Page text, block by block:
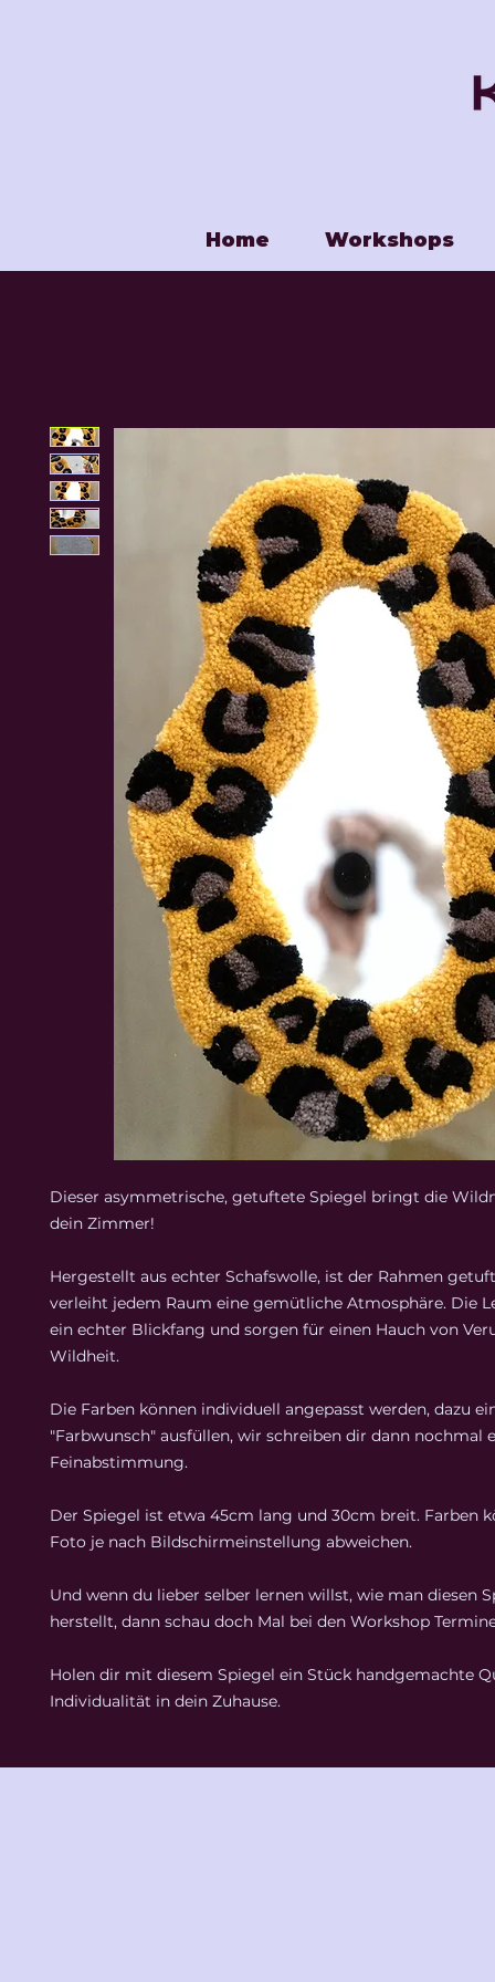
Home Workshops
Dieser asymmetrische, getuftete Spiegel bringt die
dein Zimmer!
Hergestellt aus echter Schafswolle, ist der Rahmen
verleiht jedem Raum eine gemütliche Atmosphäre. Die
ein echter Blickfang und sorgen für einen Hauch von
Wildheit.
Die Farben können individuell angepasst werden, dazu
"Farbwunsch" ausfüllen, wir schreiben dir dann nochmal
Feinabstimmung.
Der Spiegel ist etwa 45cm lang und 30cm breit. Farben
Foto je nach Bildschirmeinstellung abweichen.
Und wenn du lieber selber lernen willst, wie man diesen
herstellt, dann schau doch Mal bei den Workshop
Holen dir mit diesem Spiegel ein Stück handgemachte
Individualität in dein Zuhause.